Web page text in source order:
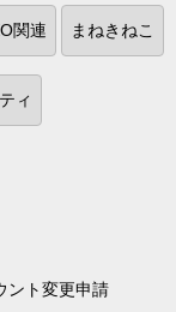
関連 まねきねこ
ィ
ント変更申請